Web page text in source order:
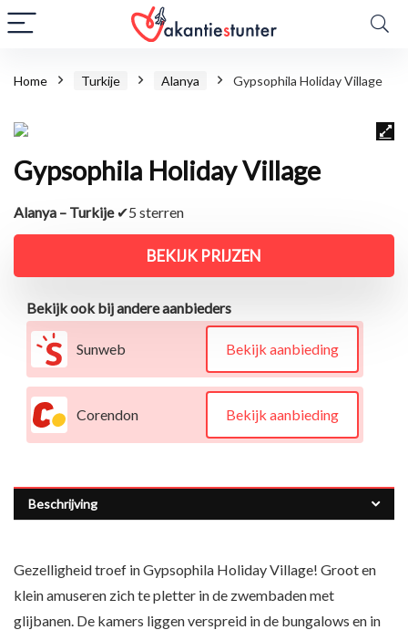
Home Turkije Alanya Gypsophila Holiday Village
Gypsophila Holiday Village
Alanya – Turkije✔5 sterren
BEKIJK PRIJZEN
Bekijk ook bij andere aanbieders
Sunweb Bekijk aanbieding
Corendon Bekijk aanbieding
Beschrijving
Gezelligheid troef in Gypsophila Holiday Village! Groot en
klein amuseren zich te pletter in de zwembaden met
glijbanen. De kamers liggen verspreid in de bungalows en in